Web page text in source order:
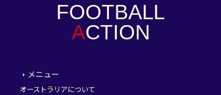
FOOTBALL
ACTION
メニュー
オーストラリアについて